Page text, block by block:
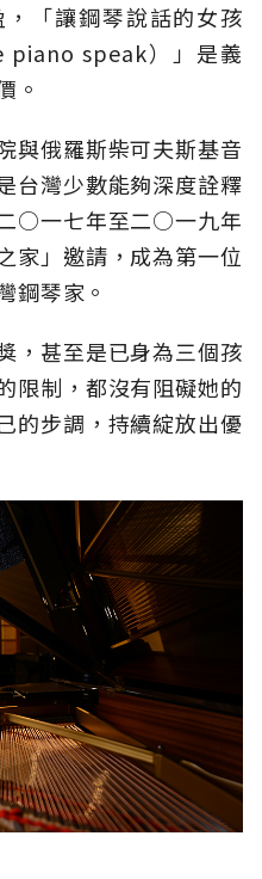
「讓鋼琴說話的女孩
piano speak）」是義
。
與俄羅斯柴可夫斯基音
台灣少數能夠深度詮釋
○一七年至二○一九年
家」邀請，成為第一位
鋼琴家。
，甚至是已身為三個孩
限制，都沒有阻礙她的
的步調，持續綻放出優